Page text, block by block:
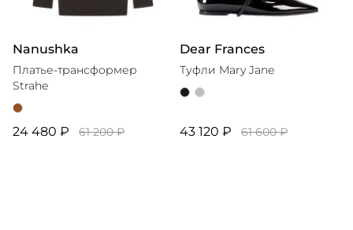
Nanushka
Платье-трансформер
Strahe
24 480 ₽ 61 200 ₽
Dear Frances
Туфли Mary Jane
43 120 ₽ 61 600 ₽